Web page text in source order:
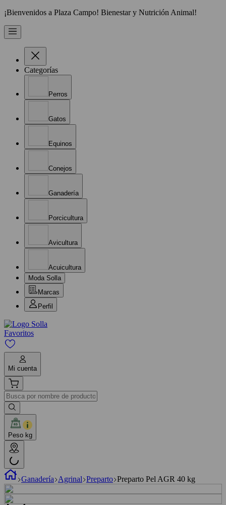
¡Bienvenidos a Plaza Campo! Bienestar y Nutrición Animal!
Categorías
Perros
Gatos
Equinos
Conejos
Ganadería
Porcicultura
Avicultura
Acuicultura
Moda Solla
Marcas
Perfil
Favoritos
Mi cuenta
Peso kg
Ganadería Agrinal Preparto Preparto Pel AGR 40 kg